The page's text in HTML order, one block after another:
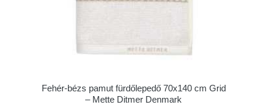
Fehér-bézs pamut fürdőlepedő 70x140 cm Grid
– Mette Ditmer Denmark